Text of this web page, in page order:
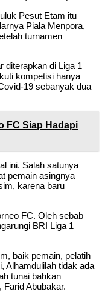
Pesut Etam itu
Piala Menpora,
turnamen
diterapkan di Liga 1
kompetisi hanya
19 sebanyak dua
FC Siap Hadapi
ini. Salah satunya
pemain asingnya
karena baru
FC. Oleh sebab
BRI Liga 1
baik pemain, pelatih
Alhamdulilah tidak ada
tunai bahkan
Farid Abubakar.